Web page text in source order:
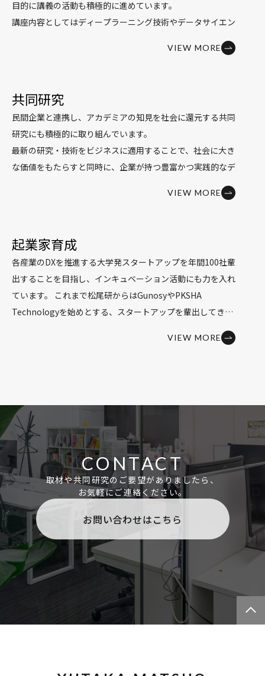
いと思っています。
ディープラーニングに関する研究としては、深層生成モデ
ル、深層強化学習、表現学習などの基礎技術の開発を行って
の応用などにも取り組んでいます。松尾研究室では、実世界
での知能の実現を目指した研究開発コミュニティとして
TRAIL (Tokyo Robot And Intelligence Lab)を運営してい
ル“
を実施しています。
クチャなどを解き明かす研究にも取り組んでいます。
研究室メンバーの論文はこれまでトップティアの国際学会
（ICLR、NeurIPS、ICML）にも数多く採録され、学生も工
学系研究科長賞を始めとする賞を受賞しています。様々な専
門性をもつ研究者が集まり切磋琢磨する環境で、毎週の最新
会・意見交換会を開催するなど、意欲のある学生・研究者が
ます。2015年度からはディープラーニングの講義を行い、
現在年間約1万名の学生・社会人が講義を受講しています。
講義修了生は人工知能の学術・産業界で広く活躍していま
す。
人工知能の動向については、2015年3月に刊行された「人工
知能は人間を超えるか」が参考になると思います。「大川出
版賞」「ビジネス本大賞 審査員特別賞」を受賞しました。
また、モントリオール大学Bengio先生らの著書であ
る"Deep Learning"や、Richard S.Sutton先生の”強化学
習”を研究室メンバーが中心となり翻訳しました。
目的に講義の活動も積極的に進めています。
講座内容としてはディープラーニング技術やデータサイエン
スの基礎から、アントレプレナーシップ教育と幅広いテーマ
を網羅し、大規模言語モデルなどの最新技術に関しても、い
特に2014年から開講している
ンス寄付講座（GCI寄付講座）では、経済産業省および企業
様から協力を得て、これまで延べ10,000名以上にデータサ
イエンスの基礎〜機械学習スキル習得の機会を提供してきま
した。東大生はもとより、全国の学生（大学院生、大学生、
短大生、専門学校生、高専生、高校生、中学生）が受講可能
の方も一部受け付けています。
将来に向けての基礎研究をしっかり行いながら、同時に、広
く産業界に貢献するような研究室の形を目指しています。
VIEW MORE
共同研究
民間企業と連携し、アカデミアの知見を社会に還元する共同
研究にも積極的に取り組んでいます。
最新の研究・技術をビジネスに適用することで、社会に大き
な価値をもたらすと同時に、企業が持つ豊富かつ実践的なデ
ータを活用することにより、研究開発を加速させることを目
指しています。 松尾研では前述の通り「知能を創る」ため
いった技術シーズを社会に還元していく際にも、当然ながら
自然言語処理だ けを扱う、画像認識だけを扱うという事な
く、企業の抱える様々なニーズに合わせた技術を用い、課題
解決に取り組んでいます。
VIEW MORE
起業家育成
各産業のDXを推進する大学発スタートアップを年間100社輩
出することを目指し、インキュベーション活動にも力を入れ
ています。 これまで松尾研からはGunosyやPKSHA
Technologyを始めとする、スタートアップを輩出してきま
した。私個人としても高専DCONの実行委員長を務めていま
すが、直近では高専生や中高校生など、優秀な若者が起業を
VIEW MORE
CONTACT
取材や共同研究のご要望がありましたら、
お気軽にご連絡ください。
お問い合わせはこちら